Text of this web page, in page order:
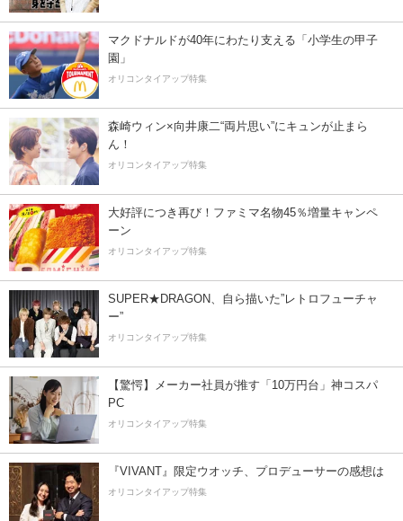
マクドナルドが40年にわたり支える「小学生の甲子
園」
オリコンタイアップ特集
森崎ウィン×向井康二“両片思い”にキュンが止まら
ん！
オリコンタイアップ特集
大好評につき再び！ファミマ名物45％増量キャンペ
ーン
オリコンタイアップ特集
SUPER★DRAGON、自ら描いた”レトロフューチャ
ー”
オリコンタイアップ特集
【驚愕】メーカー社員が推す「10万円台」神コスパ
PC
オリコンタイアップ特集
『VIVANT』限定ウオッチ、プロデューサーの感想は
オリコンタイアップ特集